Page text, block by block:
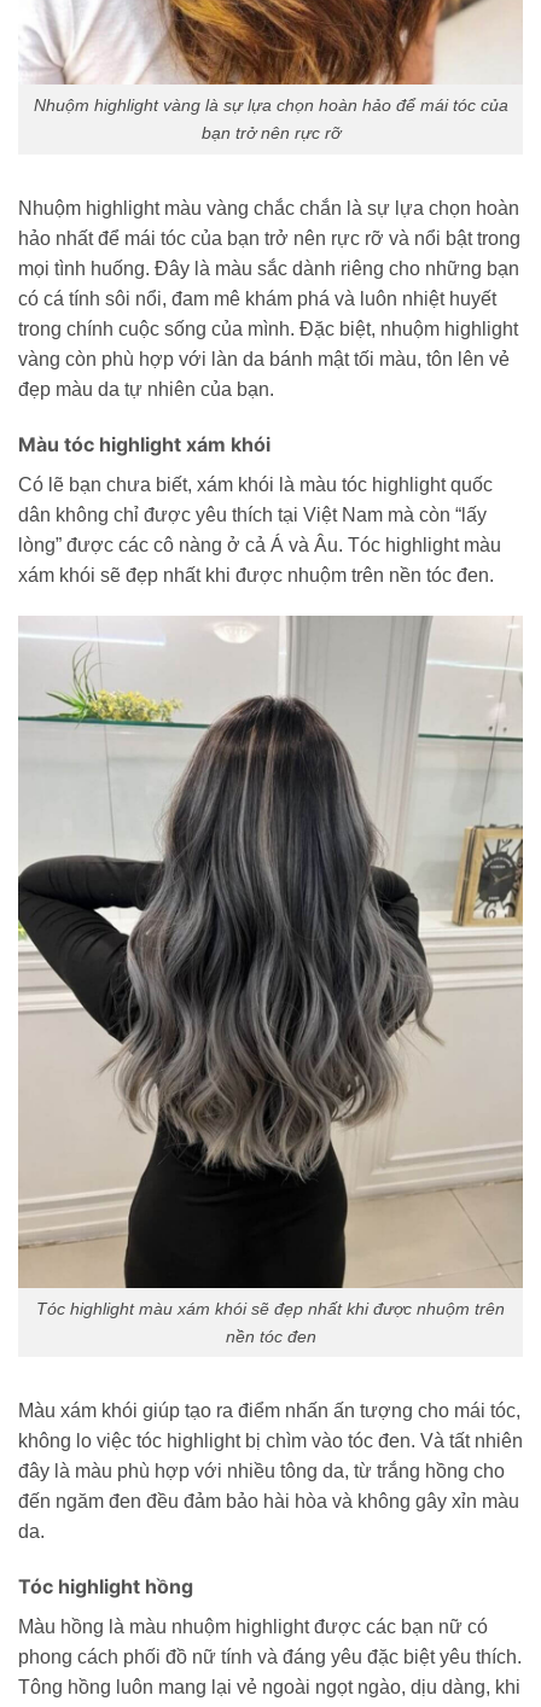
Nhuộm highlight vàng là sự lựa chọn hoàn hảo để mái tóc của
bạn trở nên rực rỡ
Nhuộm highlight màu vàng chắc chắn là sự lựa chọn hoàn
hảo nhất để mái tóc của bạn trở nên rực rỡ và nổi bật trong
mọi tình huống. Đây là màu sắc dành riêng cho những bạn
có cá tính sôi nổi, đam mê khám phá và luôn nhiệt huyết
trong chính cuộc sống của mình. Đặc biệt, nhuộm highlight
vàng còn phù hợp với làn da bánh mật tối màu, tôn lên vẻ
đẹp màu da tự nhiên của bạn.
Màu tóc highlight xám khói
Có lẽ bạn chưa biết, xám khói là màu tóc highlight quốc
dân không chỉ được yêu thích tại Việt Nam mà còn “lấy
lòng” được các cô nàng ở cả Á và Âu. Tóc highlight màu
xám khói sẽ đẹp nhất khi được nhuộm trên nền tóc đen.
Tóc highlight màu xám khói sẽ đẹp nhất khi được nhuộm trên
nền tóc đen
Màu xám khói giúp tạo ra điểm nhấn ấn tượng cho mái tóc,
không lo việc tóc highlight bị chìm vào tóc đen. Và tất nhiên
đây là màu phù hợp với nhiều tông da, từ trắng hồng cho
đến ngăm đen đều đảm bảo hài hòa và không gây xỉn màu
da.
Tóc highlight hồng
Màu hồng là màu nhuộm highlight được các bạn nữ có
phong cách phối đồ nữ tính và đáng yêu đặc biệt yêu thích.
Tông hồng luôn mang lại vẻ ngoài ngọt ngào, dịu dàng, khi